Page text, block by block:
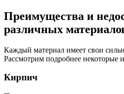
Преимущества и
различных
Каждый материал имеет свои
Рассмотрим подробнее некоторые
Кирпич